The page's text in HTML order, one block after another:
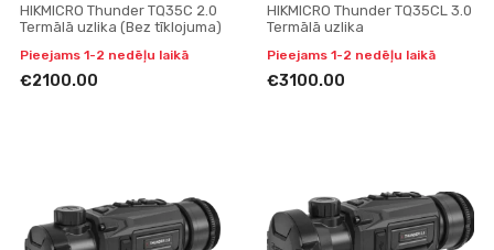
HIKMICRO Thunder TQ35C 2.0
Termālā uzlika (Bez tīklojuma)
Pieejams 1-2 nedēļu laikā
€2100.00
HIKMICRO Thunder TQ35CL 3.0
Termālā uzlika
Pieejams 1-2 nedēļu laikā
€3100.00